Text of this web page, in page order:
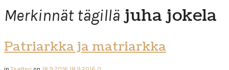
Merkinnät tägillä juha jokela
Patriarkka ja matriarkka